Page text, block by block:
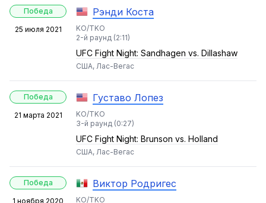
Победа
25 июля 2021
Рэнди Коста
KO/TKO
2-й раунд (2:11)
UFC Fight Night: Sandhagen vs. Dillashaw
США, Лас-Вегас
Победа
21 марта 2021
Густаво Лопез
KO/TKO
3-й раунд (0:27)
UFC Fight Night: Brunson vs. Holland
США, Лас-Вегас
Победа
1 ноября 2020
Виктор Родригес
KO/TKO